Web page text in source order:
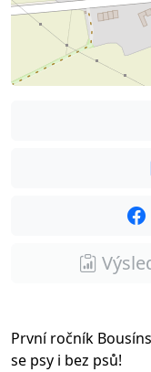
První ročník
se psy i bez psů!